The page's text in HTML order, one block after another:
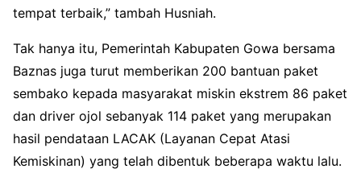
tempat terbaik,” tambah Husniah.
Tak hanya itu, Pemerintah Kabupaten Gowa bersama
Baznas juga turut memberikan 200 bantuan paket
sembako kepada masyarakat miskin ekstrem 86 paket
dan driver ojol sebanyak 114 paket yang merupakan
hasil pendataan LACAK (Layanan Cepat Atasi
Kemiskinan) yang telah dibentuk beberapa waktu lalu.